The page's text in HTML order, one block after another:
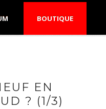
BOUTIQUE
EN
? (1/3)